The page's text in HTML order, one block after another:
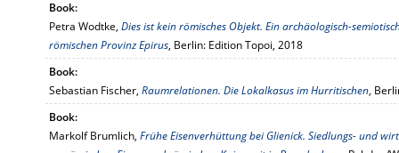
Book:
Petra Wodtke, Dies ist kein römisches Objekt. Ein archäologisch-
römischen Provinz Epirus, Berlin: Edition Topoi, 2018
Book:
Sebastian Fischer, Raumrelationen. Die Lokalkasus im Hurritischen,
Book:
Markolf Brumlich, Frühe Eisenverhüttung bei Glienick. Siedlungs- und